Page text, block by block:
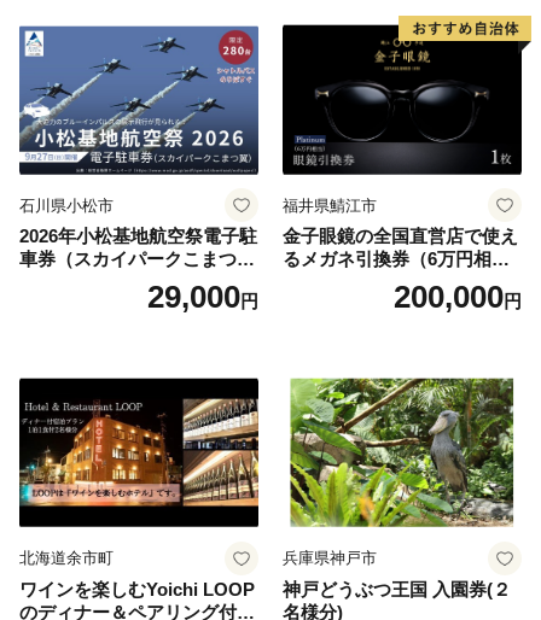
石川県小松市
2026年小松基地航空祭電子駐
車券（スカイパークこまつ
翼） 駐車場 シャトルバスの
りばすぐ 石川県 小松市
29,000円
福井県鯖江市
金子眼鏡の全国直営店で使え
るメガネ引換券（6万円相
当） Platinum200,000円
北海道余市町
ワインを楽しむYoichi LOOP
のディナー＆ペアリング付宿
兵庫県神戸市
神戸どうぶつ王国 入園券(２
名様分)